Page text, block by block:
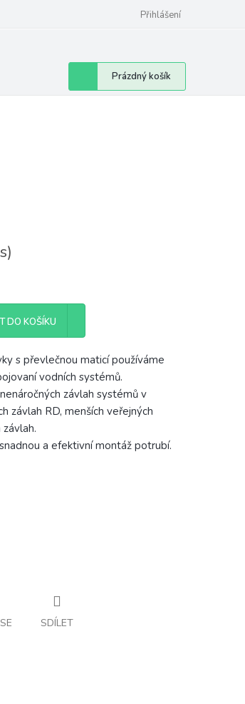
Přihlášení
Nákupní
košík
Prázdný košík
DO KOŠÍKU
s převlečnou maticí používáme
vodních systémů.
závlah systémů v
závlah RD, menších veřejných
a efektivní montáž potrubí.
SDÍLET